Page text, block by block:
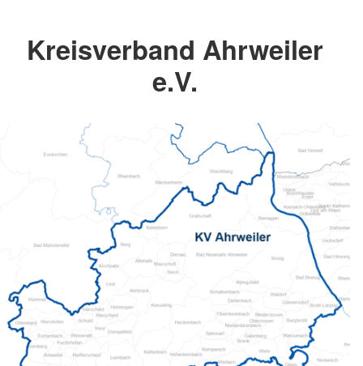
Kreisverband Ahrweiler
e.V.